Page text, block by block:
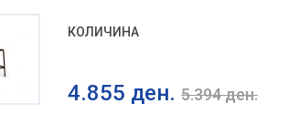
КОЛИЧИНА
4.855 ден. 5.394ден.